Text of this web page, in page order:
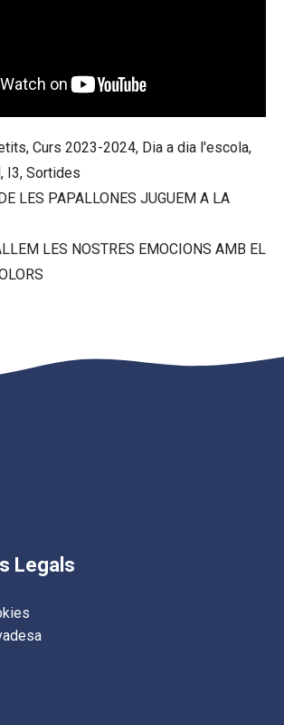
, Curs 2023-2024, Dia a dia l'escola,
, I3, Sortides
LES PAPALLONES JUGUEM A LA
LES NOSTRES EMOCIONS AMB EL
Legals